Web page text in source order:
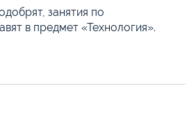
занятия по
в предмет «Технология».